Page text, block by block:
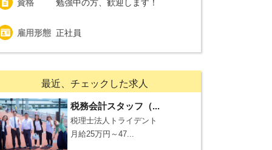
資格
勉強中の方、歓迎します！
雇用形態 正社員
最近、チェックした求人
税務会計スタッフ（...
税理士法人トライデント
月給25万円～47...